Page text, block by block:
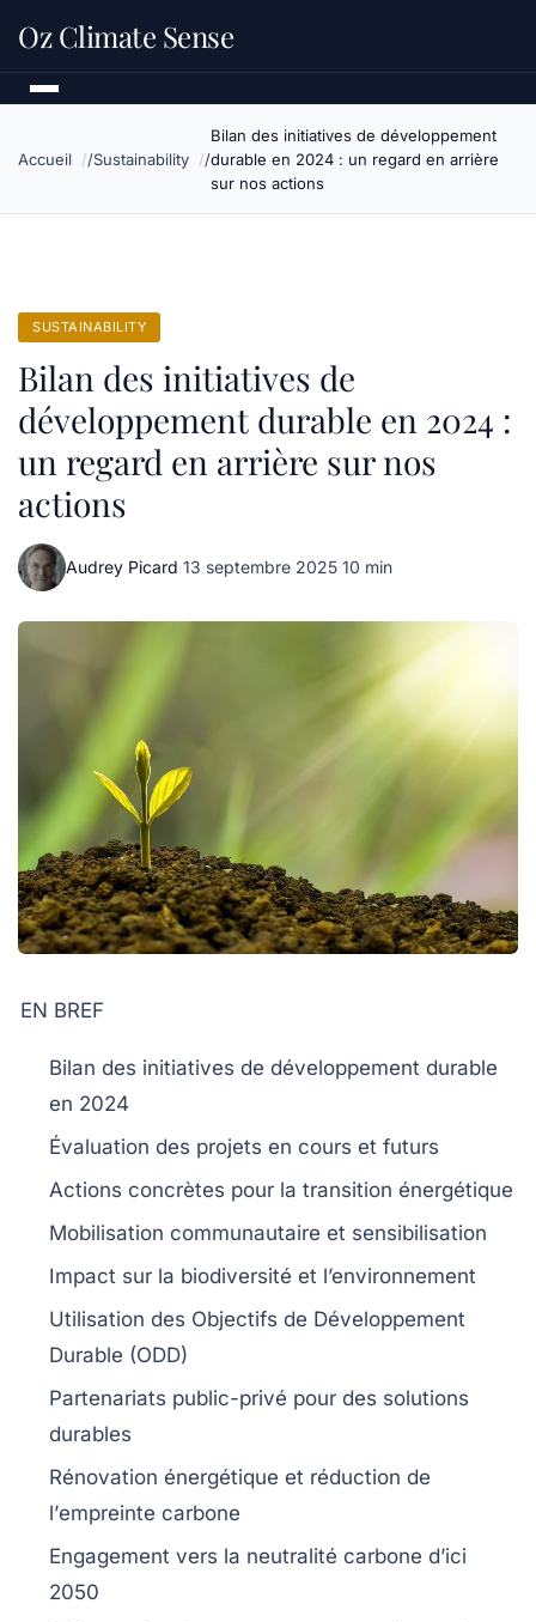
Oz Climate Sense
Accueil Sustainability
Bilan des initiatives de développement
durable en 2024 : un regard en arrière
sur nos actions
SUSTAINABILITY
Bilan des initiatives de
développement durable en 2024 :
un regard en arrière sur nos
actions
Audrey Picard·13 septembre 2025·10 min
EN BREF
Bilan des initiatives de développement durable
en 2024
Évaluation des projets en cours et futurs
Actions concrètes pour la transition énergétique
Mobilisation communautaire et sensibilisation
Impact sur la biodiversité et l’environnement
Utilisation des Objectifs de Développement
Durable (ODD)
Partenariats public-privé pour des solutions
durables
Rénovation énergétique et réduction de
l’empreinte carbone
Engagement vers la neutralité carbone d’ici
2050